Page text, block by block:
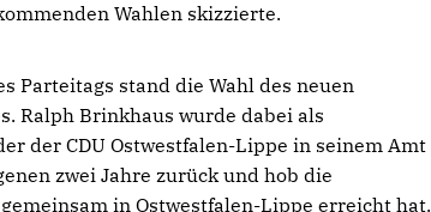
Wahlen skizzierte.
Parteitags stand die Wahl des neuen
Ralph Brinkhaus wurde dabei als
der CDU Ostwestfalen-Lippe in seinem Amt
zwei Jahre zurück und hob die
in Ostwestfalen-Lippe erreicht hat.